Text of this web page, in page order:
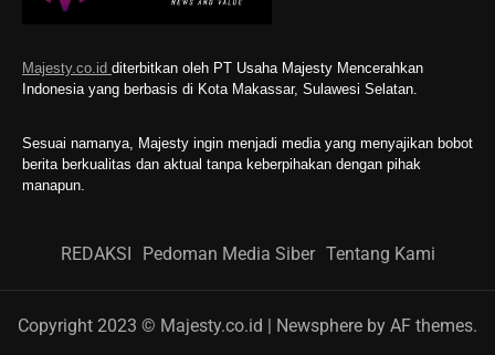
Majesty.co.id diterbitkan oleh PT Usaha Majesty Mencerahkan
Indonesia yang berbasis di Kota Makassar, Sulawesi Selatan.
Sesuai namanya, Majesty ingin menjadi media yang menyajikan bobot
berita berkualitas dan aktual tanpa keberpihakan dengan pihak
manapun.
REDAKSI Pedoman Media Siber Tentang Kami
Copyright 2023 © Majesty.co.id | Newsphere by AF themes.